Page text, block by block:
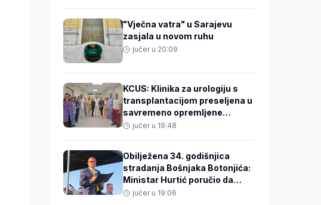
"Vječna vatra" u Sarajevu
zasjala u novom ruhu
jučer u 20:09
KCUS: Klinika za urologiju s
transplantacijom preseljena u
savremeno opremljene
prostorije
jučer u 19:48
Obilježena 34. godišnjica
stradanja Bošnjaka Botonjića:
Ministar Hurtić poručio da
istina i sjećanje ne smiju
jučer u 19:06